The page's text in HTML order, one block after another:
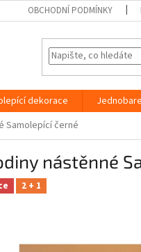
OBCHODNÍ PODMÍNKY
dekorace
Samolepící černé
nástěnné
2 + 1